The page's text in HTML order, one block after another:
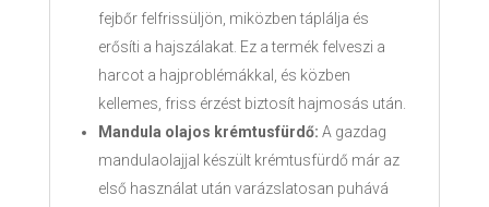
fejbőr felfrissüljön, miközben táplálja és
erősíti a hajszálakat. Ez a termék felveszi a
harcot a hajproblémákkal, és közben
kellemes, friss érzést biztosít hajmosás után.
Mandula olajos krémtusfürdő: A gazdag
mandulaolajjal készült krémtusfürdő már az
első használat után varázslatosan puhává